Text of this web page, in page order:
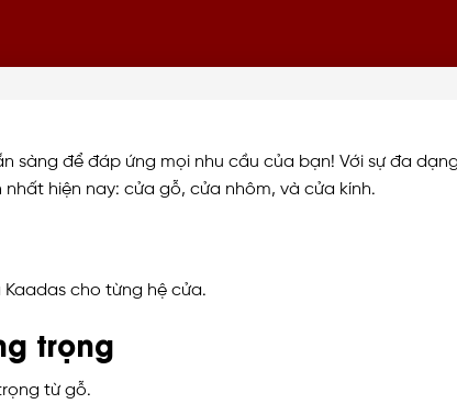
sàng để đáp ứng mọi nhu cầu của bạn! Với sự đa
hiện nay: cửa gỗ, cửa nhôm, và cửa kính.
cho từng hệ cửa.
trọng
từ gỗ.